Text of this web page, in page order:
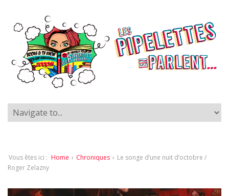
Vous êtes ici : Home › Chroniques › Le songe d’une nuit d’octobre /
Roger Zelazny